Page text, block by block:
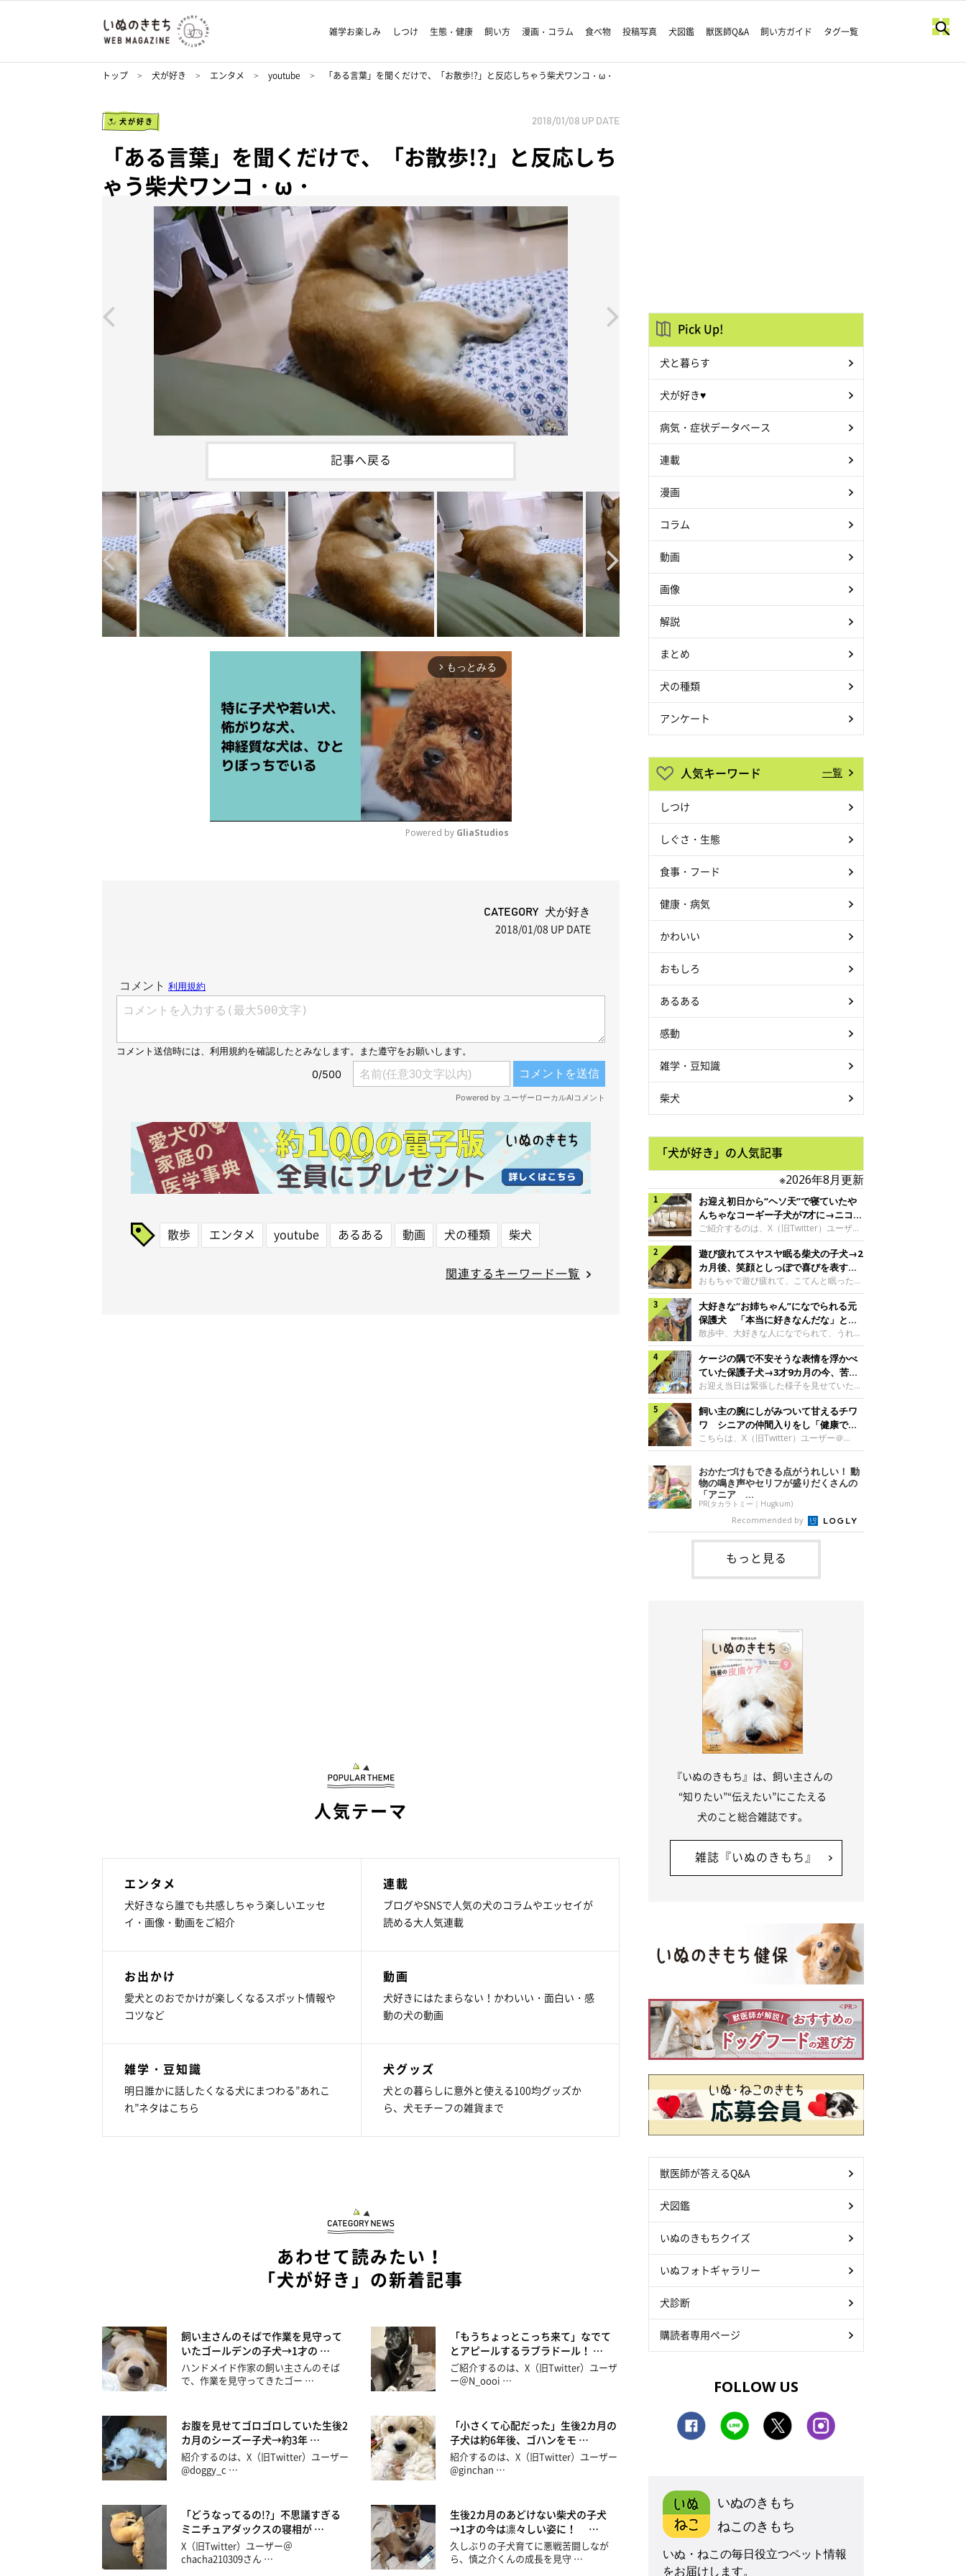
雑学お楽しみ しつけ 生態・健康 飼い方 漫画・コラム 食べ物 投稿写真 犬図鑑 獣医師Q&A 飼い方ガイド タグ一覧
トップ 犬が好き エンタメ youtube 「ある言葉」を聞くだけで、「お散歩!?」と反応しちゃう柴犬ワンコ・ω・
犬が好き 2018/01/08 UP DATE
「ある言葉」を聞くだけで、「お散歩!?」と反応しち
ゃう柴犬ワンコ・ω・
記事へ戻る
arrow_forward_ios もっとみる
Powered by GliaStudios
CATEGORY 犬が好き
2018/01/08 UP DATE
散歩 エンタメ youtube あるある 動画 犬の種類 柴犬
関連するキーワード一覧
人気テーマ
エンタメ
犬好きなら誰でも共感しちゃう楽しいエッセ
イ・画像・動画をご紹介
連載
ブログやSNSで人気の犬のコラムやエッセイが
読める大人気連載
お出かけ
愛犬とのおでかけが楽しくなるスポット情報や
コツなど
動画
犬好きにはたまらない！かわいい・面白い・感
動の犬の動画
雑学・豆知識
明日誰かに話したくなる犬にまつわる”あれこ
れ”ネタはこちら
犬グッズ
犬との暮らしに意外と使える100均グッズか
ら、犬モチーフの雑貨まで
あわせて読みたい！
「犬が好き」の新着記事
飼い主さんのそばで作業を見守って
いたゴールデンの子犬→1才の …
ハンドメイド作家の飼い主さんのそば
で、作業を見守ってきたゴー …
「もうちょっとこっち来て」なでて
とアピールするラブラドール！ …
ご紹介するのは、X（旧Twitter）ユーザ
ー＠N_oooi …
お腹を見せてゴロゴロしていた生後2
カ月のシーズー子犬→約3年 …
紹介するのは、X（旧Twitter）ユーザー
@doggy_c …
「小さくて心配だった」生後2カ月の
子犬は約6年後、ゴハンをモ …
紹介するのは、X（旧Twitter）ユーザー
@ginchan …
「どうなってるの!?」不思議すぎる
ミニチュアダックスの寝相が …
X（旧Twitter）ユーザー＠
chacha210309さん …
生後2カ月のあどけない柴犬の子犬
→1才の今は凛々しい姿に！ …
久しぶりの子犬育てに悪戦苦闘しなが
ら、慎之介くんの成長を見守 …
Pick Up!
犬と暮らす
犬が好き♥
病気・症状データベース
連載
漫画
コラム
動画
画像
解説
まとめ
犬の種類
アンケート
人気キーワード 一覧
しつけ
しぐさ・生態
食事・フード
健康・病気
かわいい
おもしろ
あるある
感動
雑学・豆知識
柴犬
「犬が好き」の人気記事
※2026年8月更新
お迎え初日から“ヘソ天”で寝ていたや
んちゃなコーギー子犬が7才に→ニコニ
コ“コーギースマイル”が魅力のコに成
長！
ご紹介するのは、X（旧Twitter）ユーザー
＠Kus1oKg2vsgdWS2さんの愛犬でウェル
シュ・コーギー・ペンブロークの神楽ちゃ
ん。今年の8月で7才になるという神楽ちゃ
んですが、いったいどんな子犬時代を過ご
したのでしょうか。今回は、神楽ちゃんの
成長を飼い主さんと振り返ります！神楽ち
ゃんの成長について聞いた！お迎えから数
日後の神楽ちゃん（撮影時生後2カ月）＠
Kus1oKg2vsgdWS2――お迎え当初の神楽
ちゃんの様子について教えてください。飼
い主さん： 「お迎え当日から“ヘソ天”で寝
るようなコでし
遊び疲れてスヤスヤ眠る柴犬の子犬→2
カ月後、笑顔としっぽで喜びを表すコ
に成長！
おもちゃで遊び疲れて、こてんと眠った子
犬。あれから2カ月、表情や行動にさまざ
まな変化が見られるようになりました。遊
び疲れて眠る生後2カ月のなっちゃん遊び
疲れた様子のなっちゃん。@Pkndg_紹介
するのは、X（旧Twitter）ユーザー
@Pkndg_さんの愛犬・なっちゃん（取材
時、生後4カ月／柴犬）。こちらの写真
は、なっちゃんが生後2カ月のころに撮影
された一枚です。この日、なっちゃんは家
族と一緒におもちゃで遊んでいました。た
くさん遊んで疲れたのか、その後は眠り始
めたそうです。眠るなっちゃん。
@Pkndg_
大好きな“お姉ちゃん”になでられる元
保護犬 「本当に好きなんだな」と感
じる表情にほっこり
散歩中、大好きな人になでられて、うれし
そうな表情を見せる元保護犬。甘えるよう
な姿に、見ているこちらまでほっこりしま
す。大好きな“お姉ちゃん”に甘える小次郎
くん妹さんになでてもらい、うれしそうな
表情を見せる小次郎くん（2026年6月撮
影）。@mika_Jimmy紹介するのは、X（旧
Twitter）ユーザー@mika_Jimmyさんの愛
犬・小次郎くん（撮影時5才）。こちら
は、飼い主さんの妹さんと一緒に散歩をし
日、飼い主さんは実家から自宅へ帰る途
中、妹さんと公園で待ち合わせ
ケージの隅で不安そうな表情を浮かべ
ていた保護子犬→3才9カ月の今、苦手
を克服し頼もしいコに成長！
お迎え当日は緊張した様子を見せていた元
野犬の保護子犬。あれから約3年半、苦手
だったことを一つひとつ克服し、家族に寄
り添う姿を見せています。お迎え当日、ケ
ージの隅で不安そうにお迎え当日のシルビ
アちゃん。@nemonemotos今回紹介する
のは、X（旧Twitter）ユーザー
@nemonemotosさんの愛犬・シルビアち
ゃん（撮影当時、生後推定2カ月）。飼い
主さんが「#最初に撮った一枚」として投
稿した写真には、ケージの隅で不安そうな
表情を浮かべるシルビアちゃんの姿が写っ
ていました。こちらは、保護犬だったシル
飼い主の腕にしがみついて甘えるチワ
ワ シニアの仲間入りをし「健康で穏
やかな暮らしが続いてほしい」と願う
こちらは、X（旧Twitter）ユーザー＠
kotubusuke617さんが投稿した写真。写
っているのは、愛犬でチワワのつぶしゃん
（本名：こつぶちゃん）です。飼い主さん
の腕にしがみつくつぶしゃん（撮影時6
才）＠kotubusuke617撮影当時の状況に
ついて伺うと、飼い主さんはこう教えてく
れました。飼い主さん： 「ある休日のこ
とです。私がソファに座った途端にひざの
上にのってきたので、そのままなでながら
テレビを見ていたのですが、微動だにしな
いので気になって見てみると、腕にしがみ
おかたづけもできる点がうれしい！ 動
物の鳴き声やセリフが盛りだくさんの
「アニア ...
PR(タカラトミー｜Hugkum)
Recommended by
もっと見る
『いぬのきもち』は、飼い主さんの
“知りたい”“伝えたい”にこたえる
犬のこと総合雑誌です。
雑誌『いぬのきもち』
獣医師が答えるQ&A
犬図鑑
いぬのきもちクイズ
いぬフォトギャラリー
犬診断
購読者専用ページ
FOLLOW US
いぬのきもち
ねこのきもち
いぬ・ねこの毎日役立つペット情報
をお届けします。